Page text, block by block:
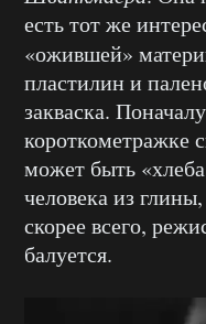
есть тот же
«ожившей»
пластилин и
закваска.
короткометражке
может быть
человека из
скорее всего,
балуется.